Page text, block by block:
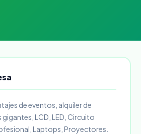
de eventos, alquiler de
LCD, LED, Circuito
Laptops, Proyectores.